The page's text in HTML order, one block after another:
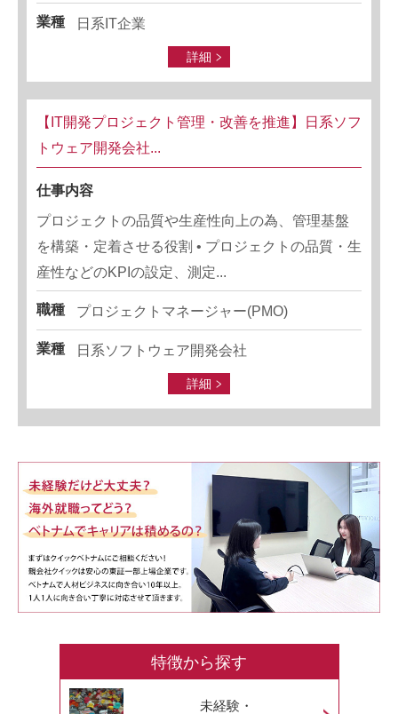
業種 日系IT企業
詳細
【IT開発プロジェクト管理・改善を推進】日系ソフ
トウェア開発会社...
仕事内容
プロジェクトの品質や生産性向上の為、管理基盤
を構築・定着させる役割 • プロジェクトの品質・生
産性などのKPIの設定、測定...
職種 プロジェクトマネージャー(PMO)
業種 日系ソフトウェア開発会社
詳細
特徴から探す
未経験・